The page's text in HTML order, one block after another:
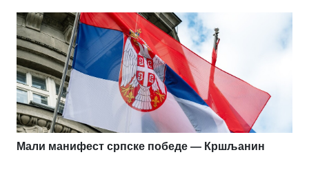
Мали манифест српске победе — Кршљанин